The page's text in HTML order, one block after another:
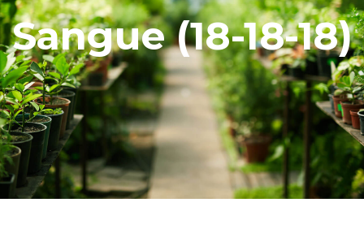
Sangue (18-18-18)